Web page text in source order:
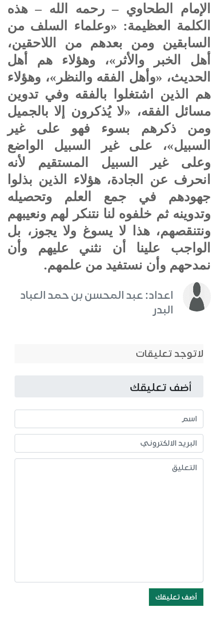
الإمام الطحاوي – رحمه الله – هذه
الكلمة العظيمة: «وعلماء السلف من
السابقين ومن بعدهم من اللاحقين،
أهل الخبر والأثر»، وهؤلاء هم أهل
الحديث، «وأهل الفقه والنظر»، وهؤلاء
هم الذين اشتغلوا بالفقه وفي تدوين
مسائل الفقه، «لا يُذكرون إلا بالجميل
ومن ذكرهم بسوء فهو على غير
السبيل»، على غير السبيل الواضع
وعلى غير السبيل المستقيم لأنه
انحرف عن الجادة، هؤلاء الذين بذلوا
جهودهم في جمع العلم وتحصيله
وتدوينه ثم خلفوه لنا نتنكر لهم ونعيبهم
ونتنقصهم، هذا لا يسوغ ولا يجوز، بل
الواجب علينا أن نثني عليهم وأن
نمدحهم وأن نستفيد من علمهم.
اعداد: عبد المحسن بن حمد العباد
البدر
لاتوجد تعليقات
أضف تعليقك
أضف تعليقك